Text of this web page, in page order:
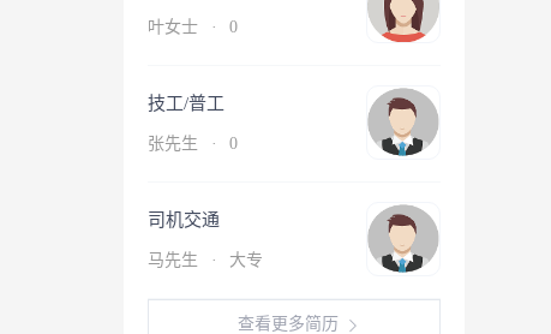
叶女士 · 0
技工/普工
张先生 · 0
司机交通
马先生 · 大专
查看更多简历